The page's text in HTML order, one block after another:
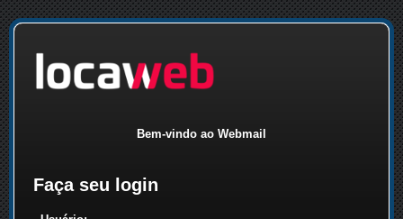
Bem-vindo ao Webmail
Faça seu login